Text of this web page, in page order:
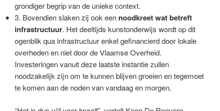
grondiger begrip van de unieke context.
3. Bovendien slaken zij ook een noodkreet wat betreft
infrastructuur. Het deeltijds kunstonderwijs wordt op dit
ogenblik qua infrastructuur enkel gefinancierd door lokale
overheden en niet door de Vlaamse Overheid.
Investeringen vanuit deze laatste instantie zullen
noodzakelijk zijn om te kunnen blijven groeien en tegemoet
te komen aan de noden van vandaag en morgen.